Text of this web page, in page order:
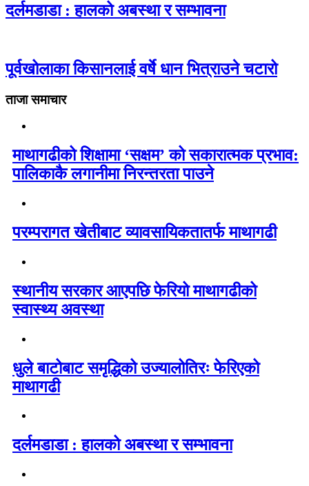
दर्लमडाडा : हालको अबस्था र सम्भावना
पूर्वखोलाका किसानलाई वर्षे धान भित्राउने चटारो
ताजा समाचार
माथागढीको शिक्षामा ‘सक्षम’ को सकारात्मक प्रभाव:
पालिकाकै लगानीमा निरन्तरता पाउने
परम्परागत खेतीबाट व्यावसायिकतातर्फ माथागढी
स्थानीय सरकार आएपछि फेरियो माथागढीको
स्वास्थ्य अवस्था
धुले बाटोबाट समृद्धिको उज्यालोतिरः फेरिएको
माथागढी
दर्लमडाडा : हालको अबस्था र सम्भावना